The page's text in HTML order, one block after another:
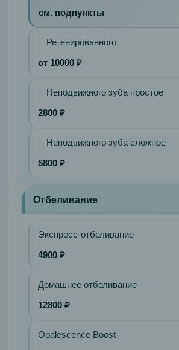
см. подпункты
Ретенированного
от 10000 ₽
Неподвижного зуба простое
2800 ₽
Неподвижного зуба сложное
5800 ₽
Отбеливание
Экспресс-отбеливание
4900 ₽
Домашнее отбеливание
12800 ₽
Opalescence Boost